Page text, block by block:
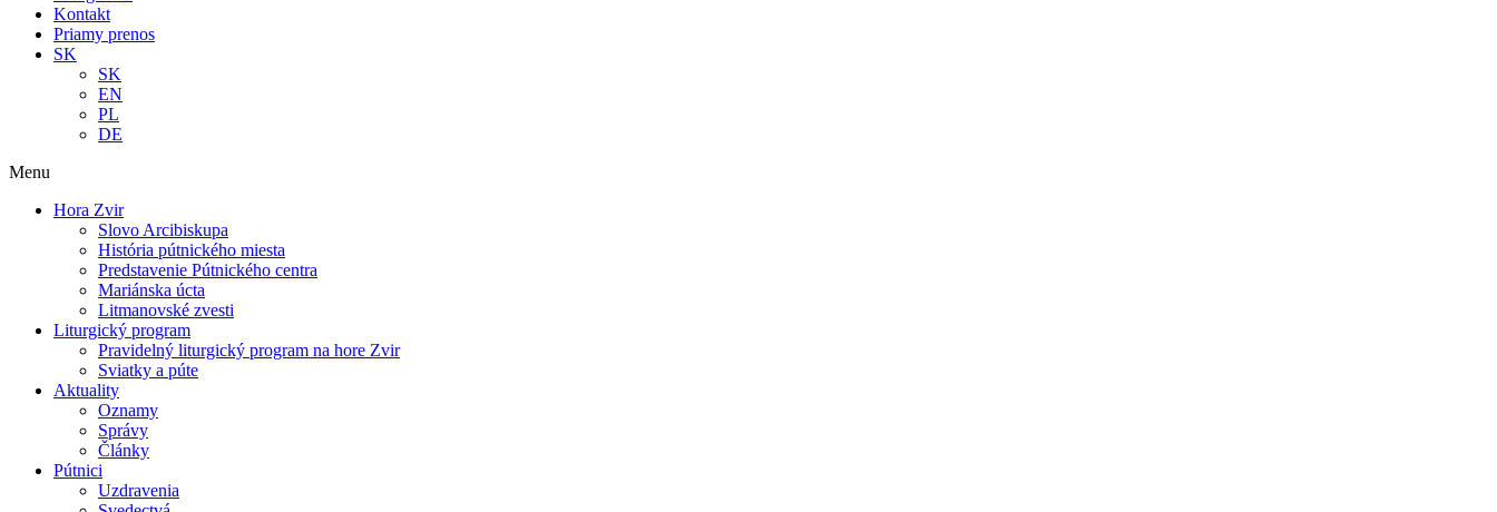
Kontakt
Priamy prenos
SK
SK
EN
PL
DE
Menu
Hora Zvir
Slovo Arcibiskupa
História pútnického miesta
Predstavenie Pútnického centra
Mariánska úcta
Litmanovské zvesti
Liturgický program
Pravidelný liturgický program na hore Zvir
Sviatky a púte
Aktuality
Oznamy
Správy
Články
Pútnici
Uzdravenia